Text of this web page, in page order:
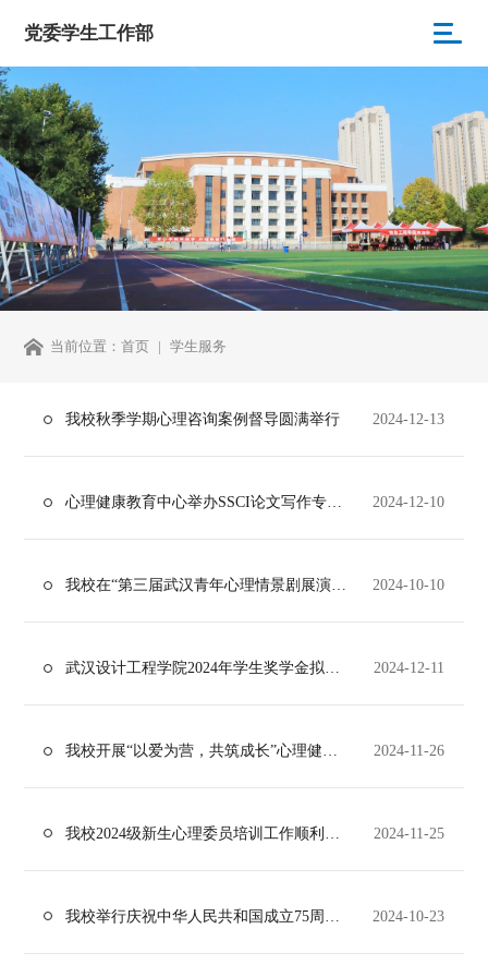
党委学生工作部
当前位置：首页 学生服务
我校秋季学期心理咨询案例督导圆满举行 2024-12-13
心理健康教育中心举办SSCI论文写作专题讲座 2024-12-10
我校在“第三届武汉青年心理情景剧展演”中荣获“最佳表演奖”和“优秀组织奖” 2024-10-10
2024-12-11
2024-11-26
2024-11-25
2024-10-23